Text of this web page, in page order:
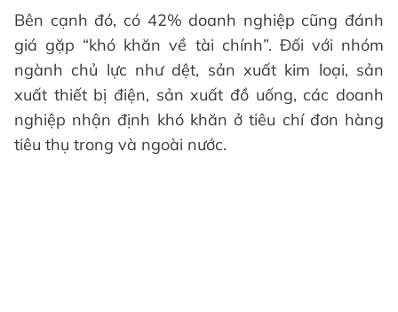
Bên cạnh đó, có 42% doanh nghiệp cũng đánh
giá gặp “khó khăn về tài chính”. Đối với nhóm
ngành chủ lực như dệt, sản xuất kim loại, sản
xuất thiết bị điện, sản xuất đồ uống, các doanh
nghiệp nhận định khó khăn ở tiêu chí đơn hàng
tiêu thụ trong và ngoài nước.